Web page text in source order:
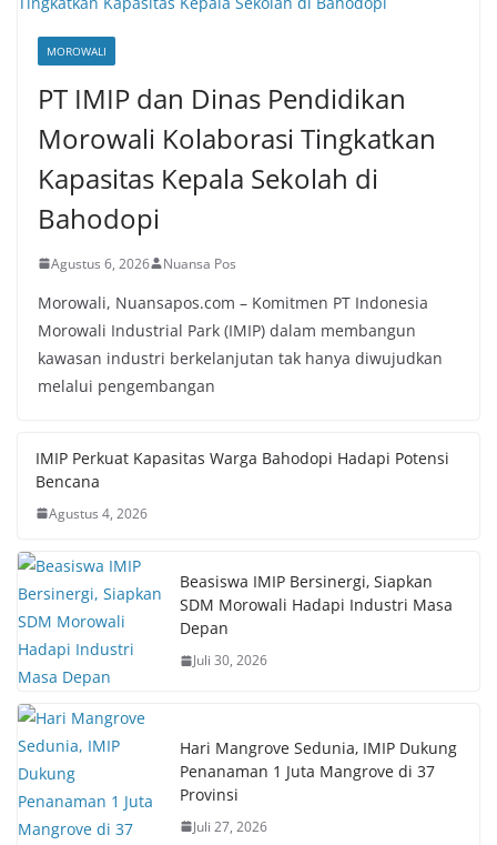
MOROWALI
PT IMIP dan Dinas Pendidikan
Morowali Kolaborasi Tingkatkan
Kapasitas Kepala Sekolah di
Bahodopi
Agustus 6, 2026 Nuansa Pos
Morowali, Nuansapos.com – Komitmen PT Indonesia
Morowali Industrial Park (IMIP) dalam membangun
kawasan industri berkelanjutan tak hanya diwujudkan
melalui pengembangan
IMIP Perkuat Kapasitas Warga Bahodopi Hadapi Potensi
Bencana
Agustus 4, 2026
Beasiswa IMIP Bersinergi, Siapkan
SDM Morowali Hadapi Industri Masa
Depan
Juli 30, 2026
Hari Mangrove Sedunia, IMIP Dukung
Penanaman 1 Juta Mangrove di 37
Provinsi
Juli 27, 2026